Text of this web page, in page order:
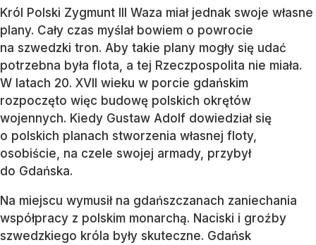
Król Polski Zygmunt III Waza miał jednak swoje własne
plany. Cały czas myślał bowiem o powrocie
na szwedzki tron. Aby takie plany mogły się udać
potrzebna była flota, a tej Rzeczpospolita nie miała.
W latach 20. XVII wieku w porcie gdańskim
rozpoczęto więc budowę polskich okrętów
wojennych. Kiedy Gustaw Adolf dowiedział się
o polskich planach stworzenia własnej floty,
osobiście, na czele swojej armady, przybył
do Gdańska.
Na miejscu wymusił na gdańszczanach zaniechania
współpracy z polskim monarchą. Naciski i groźby
szwedzkiego króla były skuteczne. Gdańsk